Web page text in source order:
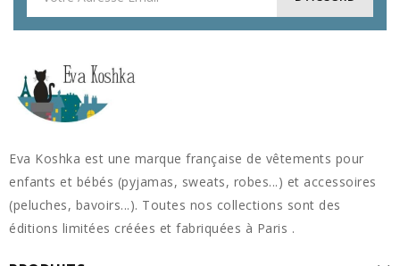
Eva Koshka est une marque française de vêtements pour
enfants et bébés (pyjamas, sweats, robes...) et accessoires
(peluches, bavoirs...). Toutes nos collections sont des
éditions limitées créées et fabriquées à Paris .